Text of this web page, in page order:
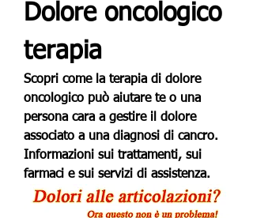
Dolore oncologico
terapia
Scopri come la terapia di dolore
oncologico può aiutare te o una
persona cara a gestire il dolore
associato a una diagnosi di cancro.
Informazioni sui trattamenti, sui
farmaci e sui servizi di assistenza.